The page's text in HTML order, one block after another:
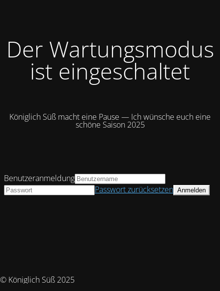
Der Wartungsmodus
ist eingeschaltet
Königlich Süß macht eine Pause — Ich wünsche euch eine
schöne Saison 2025
© Königlich Süß 2025
Benutzeranmeldung
Passwort zurücksetzen